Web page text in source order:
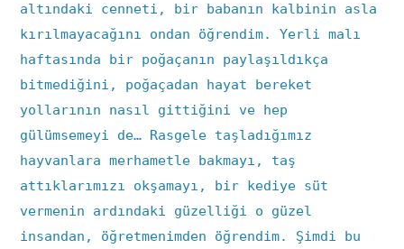
altındaki cenneti, bir babanın kalbinin asla
kırılmayacağını ondan öğrendim. Yerli malı
haftasında bir poğaçanın paylaşıldıkça
bitmediğini, poğaçadan hayat bereket
yollarının nasıl gittiğini ve hep
gülümsemeyi de… Rasgele taşladığımız
hayvanlara merhametle bakmayı, taş
attıklarımızı okşamayı, bir kediye süt
vermenin ardındaki güzelliği o güzel
insandan, öğretmenimden öğrendim. Şimdi bu